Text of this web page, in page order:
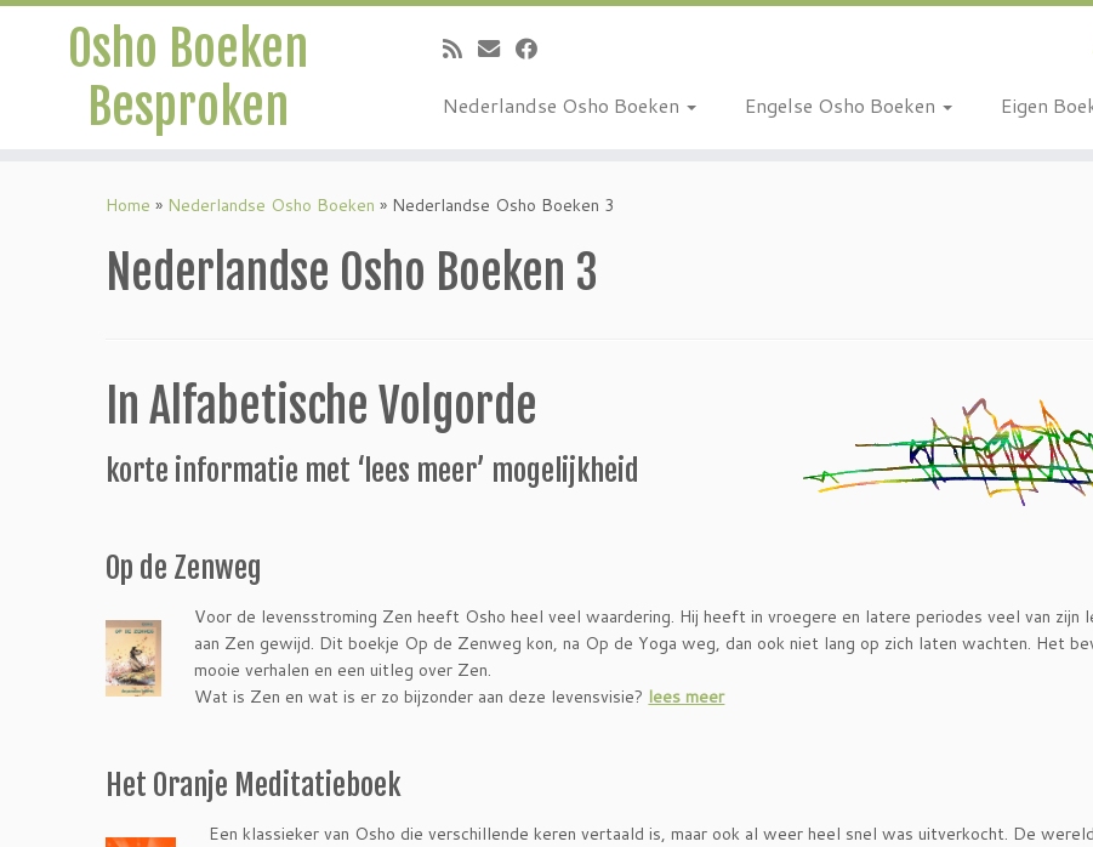
Osho Boeken
Besproken
Nederlandse Osho Boeken Engelse Osho Boeken Eigen
Home » Nederlandse Osho Boeken » Nederlandse Osho Boeken 3
Nederlandse Osho Boeken 3
In Alfabetische Volgorde
korte informatie met ‘lees meer’ mogelijkheid
Op de Zenweg
Voor de levensstroming Zen heeft Osho heel veel waardering. Hij heeft in vroegere en latere periodes veel van zijn
aan Zen gewijd. Dit boekje Op de Zenweg kon, na Op de Yoga weg, dan ook niet lang op zich laten wachten. Het
mooie verhalen en een uitleg over Zen.
Wat is Zen en wat is er zo bijzonder aan deze levensvisie? lees meer
Het Oranje Meditatieboek
Een klassieker van Osho die verschillende keren vertaald is, maar ook al weer heel snel was uitverkocht. De